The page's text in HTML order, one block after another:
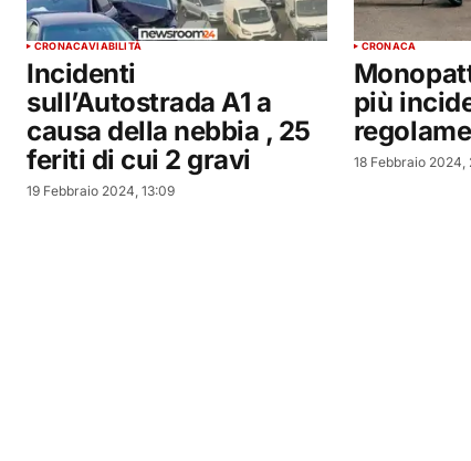
CRONACAVIABILITÀ
Incidenti
sull’Autostrada A1 a
causa della nebbia , 25
feriti di cui 2 gravi
19 Febbraio 2024, 13:09
CRONACA
più
18 Febbraio 2024,